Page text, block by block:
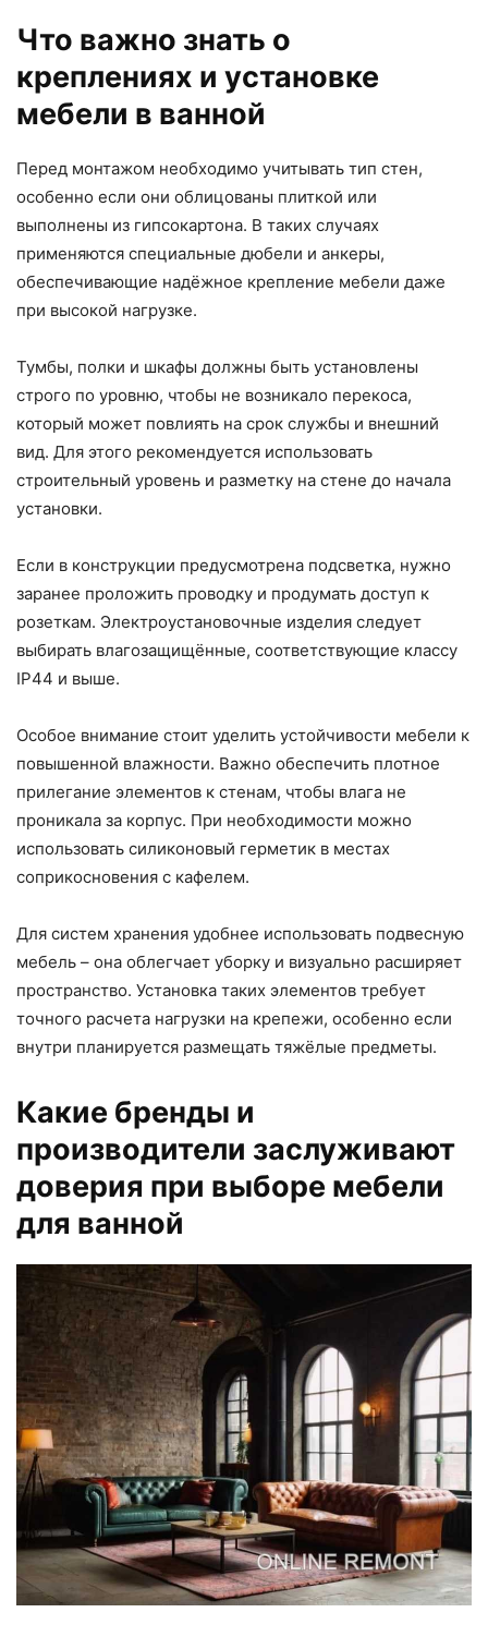
Что важно знать о
креплениях и установке
мебели в ванной
Перед монтажом необходимо учитывать тип стен,
особенно если они облицованы плиткой или
выполнены из гипсокартона. В таких случаях
применяются специальные дюбели и анкеры,
обеспечивающие надёжное крепление мебели даже
при высокой нагрузке.
Тумбы, полки и шкафы должны быть установлены
строго по уровню, чтобы не возникало перекоса,
который может повлиять на срок службы и внешний
вид. Для этого рекомендуется использовать
строительный уровень и разметку на стене до начала
установки.
Если в конструкции предусмотрена подсветка, нужно
заранее проложить проводку и продумать доступ к
розеткам. Электроустановочные изделия следует
выбирать влагозащищённые, соответствующие классу
IP44 и выше.
Особое внимание стоит уделить устойчивости мебели к
повышенной влажности. Важно обеспечить плотное
прилегание элементов к стенам, чтобы влага не
проникала за корпус. При необходимости можно
использовать силиконовый герметик в местах
соприкосновения с кафелем.
Для систем хранения удобнее использовать подвесную
мебель – она облегчает уборку и визуально расширяет
пространство. Установка таких элементов требует
точного расчета нагрузки на крепежи, особенно если
внутри планируется размещать тяжёлые предметы.
Какие бренды и
производители заслуживают
доверия при выборе мебели
для ванной